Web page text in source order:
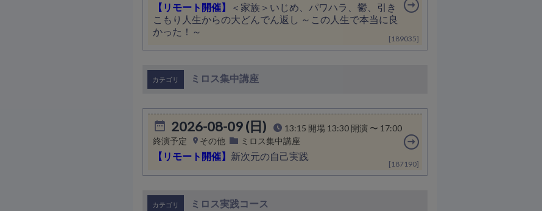
【リモート開催】
＜家族＞いじめ、パワハラ、鬱、引き
こもり人生からの大どんでん返し ～この人生で本当に良
かった！～
[189035]
ミロス集中講座
2026-08-09 (日)
13:15 開場 13:30 開演 〜 17:00
終演予定
その他 ミロス集中講座
【リモート開催】 新次元の自己実践
[187190]
ミロス実践コース